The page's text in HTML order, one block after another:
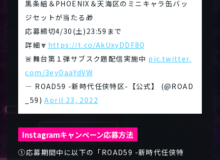
黒条組＆PHOENIX＆天海区のミニキャラ缶バッ
ジセットが当たる🎁
応募締切4/30(土)23:59まで
詳細🔽 https://t.co/AkUxyDDF8Q
🚨舞台第１弾サブスク題配信実施中 pic.twitter.
com/3eyOaaYdVW
— ROAD59 -新時代任侠特区-【公式】 (@ROAD
_59)April 23, 2022
Instagramキャンペーン応募方法
①応募期間中に以下の「ROAD59 -新時代任侠特